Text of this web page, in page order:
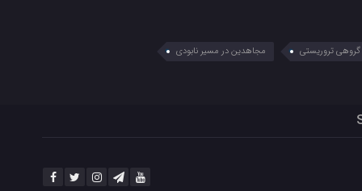
تروریستی
مجاهدین در مسیر نابودی